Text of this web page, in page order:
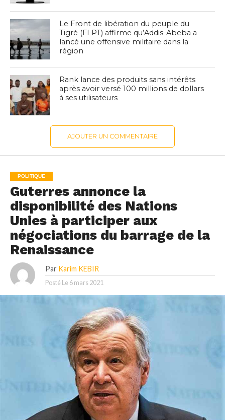
Le Front de libération du peuple du
Tigré (FLPT) affirme qu’Addis-Abeba a
lancé une offensive militaire dans la
région
Rank lance des produits sans intérêts
après avoir versé 100 millions de dollars
à ses utilisateurs
AJOUTER UN COMMENTAIRE
POLITIQUE
Guterres annonce la
disponibilité des Nations
Unies à participer aux
négociations du barrage de la
Renaissance
Par Karim KEBIR
Posté Le 6 mars 2021